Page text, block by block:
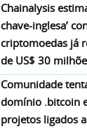
Chainalysis
chave-inglesa’
criptomoedas já
de US$ 30
Comunidade
domínio .bitcoin
projetos ligados